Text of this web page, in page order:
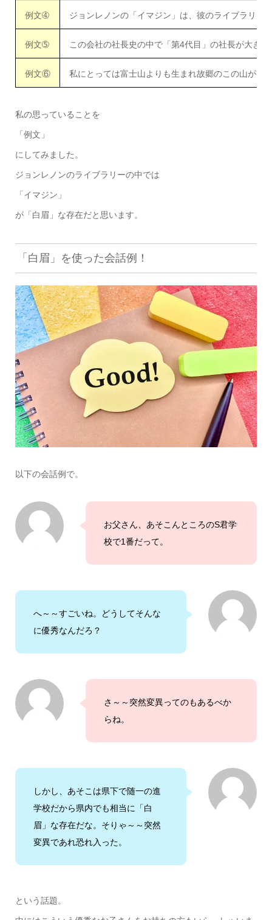
例文➃ ジョンレノンの「イマジン」は、彼のライブラリー
例文➄ この会社の社長史の中で「第4代目」の社長が大き
例文⑥ 私にとっては富士山よりも生まれ故郷のこの山が「
私の思っていることを
「例文」
にしてみました。
ジョンレノンのライブラリーの中では
「イマジン」
が「白眉」な存在だと思います。
「白眉」を使った会話例！
以下の会話例で。
お父さん、あそこんところのS君学
校で1番だって。
へ～～すごいね。どうしてそんな
に優秀なんだろ？
さ～～突然変異ってのもあるべか
らね。
しかし、あそこは県下で随一の進
学校だから県内でも相当に「白
眉」な存在だな。そりゃ～～突然
変異であれ恐れ入った。
という話題。